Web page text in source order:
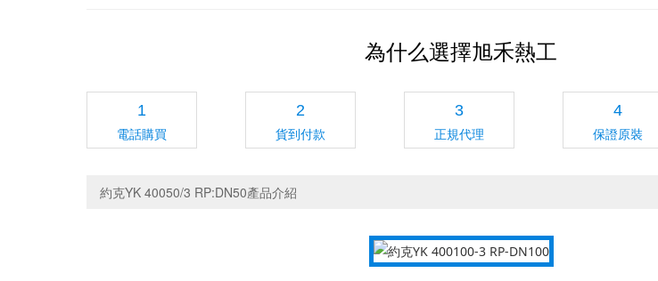
為什么選擇旭禾熱工
1
電話購買
2
貨到付款
3
正規代理
4
保證原裝
約克YK 40050/3 RP:DN50產品介紹